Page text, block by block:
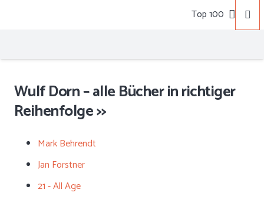
Top 100
Wulf Dorn – alle Bücher in richtiger
Reihenfolge >>
Mark Behrendt
Jan Forstner
21 - All Age